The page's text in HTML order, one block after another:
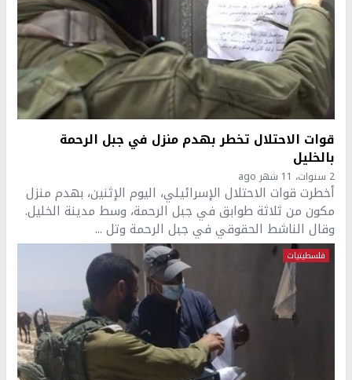
قوات الاحتلال تخطر بهدم منزل في جبل الرحمة
بالخليل
2 سنوات، 11 شهر ago
أخطرت قوات الاحتلال الإسرائيلي، اليوم الإثنين، بهدم منزل
مكون من ثلاثة طوابق في جبل الرحمة، وسط مدينة الخليل.
وقال الناشط الحقوقي في جبل الرحمة وتل ...
فلسطينيات